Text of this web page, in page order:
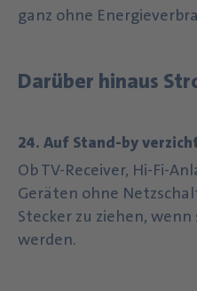
ganz ohne
Darüber hinaus
24. Auf Stand-by
Ob TV-Receiver, Hi-Fi-
Geräten ohne
Stecker zu ziehen,
werden.